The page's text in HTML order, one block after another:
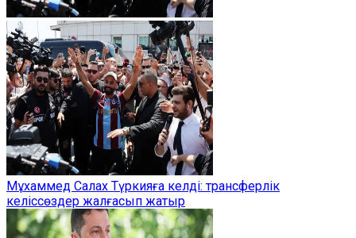
Мұхаммед Салах Түркияға келді: трансферлік
келіссөздер жалғасып жатыр